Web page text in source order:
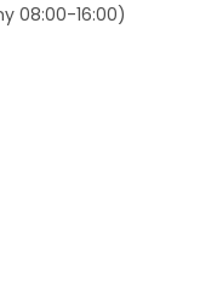
08:00-16:00)